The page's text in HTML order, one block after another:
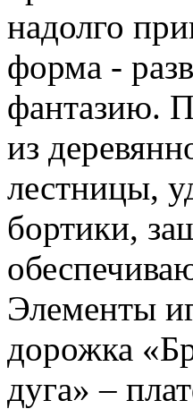
надолго
форма -
фантазию.
из
лестницы,
бортики,
Элементы
дорожка
дуга» –